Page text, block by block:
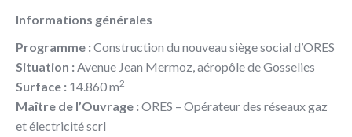
Informations générales
Programme :Construction du nouveau siège social d’ORES
Situation :Avenue Jean Mermoz, aéropôle de Gosselies
Surface : 14.860 m2
Maître de l’Ouvrage :ORES – Opérateur des réseaux gaz
et électricité scrl